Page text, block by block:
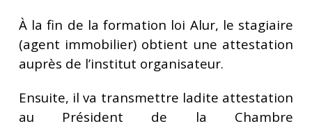
À la fin de la formation loi Alur, le stagiaire
(agent immobilier) obtient une attestation
auprès de l’institut organisateur.
Ensuite, il va transmettre ladite attestation
au Président de la Chambre